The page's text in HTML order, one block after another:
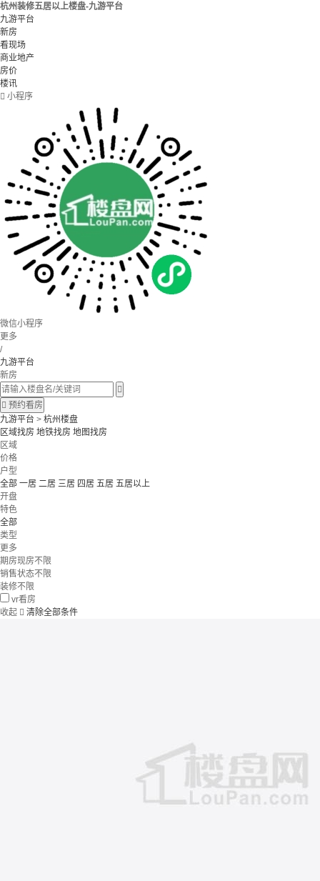
杭州装修五居以上楼盘-九游平台
九游平台
新房
看现场
商业地产
房价
楼讯
 小程序
微信小程序
更多
/
九游平台
新房

 预约看房
九游平台 > 杭州楼盘
区域找房 地铁找房 地图找房
区域
价格
户型
全部 一居 二居 三居 四居 五居 五居以上
开盘
特色
全部
类型
更多
期房现房不限
销售状态不限
装修不限
vr看房
收起  清除全部条件